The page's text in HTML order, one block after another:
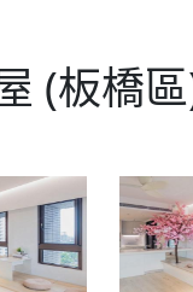
(板橋